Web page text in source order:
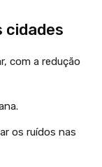
cidades
com a redução
os ruídos nas